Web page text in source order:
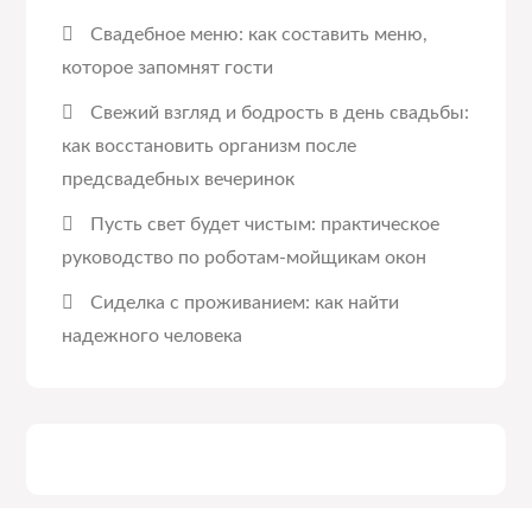
Свадебное меню: как составить меню,
которое запомнят гости
Свежий взгляд и бодрость в день свадьбы:
как восстановить организм после
предсвадебных вечеринок
Пусть свет будет чистым: практическое
руководство по роботам-мойщикам окон
Сиделка с проживанием: как найти
надежного человека